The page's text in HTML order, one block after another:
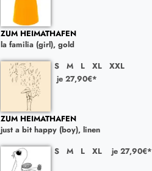
ZUM HEIMATHAFEN
la familia (girl), gold
S M L XL
XXL
je 27,90€*
ZUM HEIMATHAFEN
just a bit happy (boy), linen
S M L XL je 27,90€*